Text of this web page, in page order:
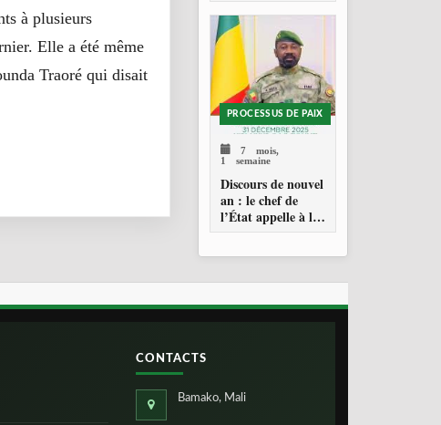
à plusieurs
Elle a été même
Traoré qui disait
américaine au
Venezuela
PROCESSUS DE PAIX
7 mois,
1 semaine
Discours de nouvel
an : le chef de
l’État appelle à la
consolidation en
CONTACTS
Bamako, Mali